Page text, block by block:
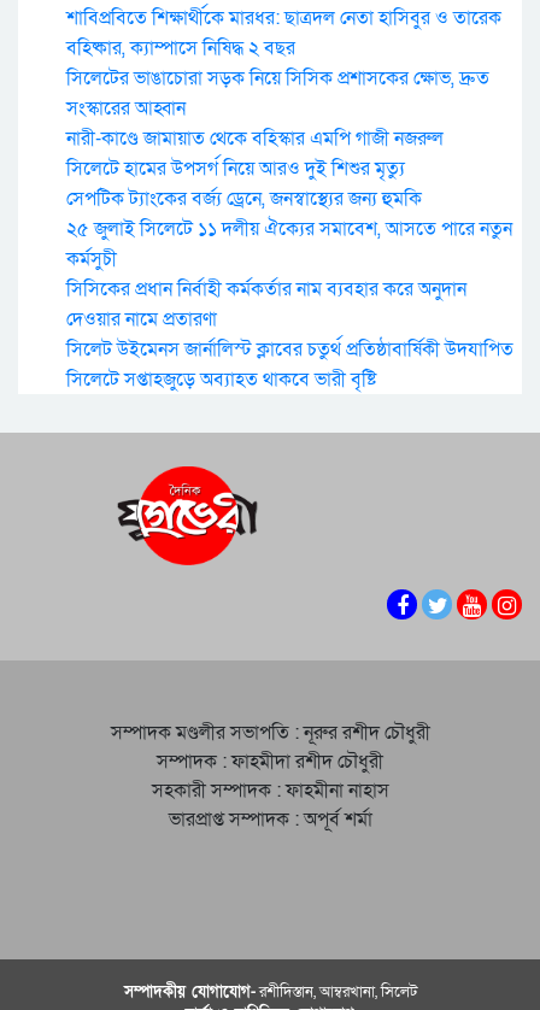
শাবিপ্রবিতে শিক্ষার্থীকে মারধর: ছাত্রদল নেতা হাসিবুর ও তারেক
বহিষ্কার, ক্যাম্পাসে নিষিদ্ধ ২ বছর
সিলেটের ভাঙাচোরা সড়ক নিয়ে সিসিক প্রশাসকের ক্ষোভ, দ্রুত
সংস্কারের আহ্বান
নারী-কাণ্ডে জামায়াত থেকে বহিস্কার এমপি গাজী নজরুল
সিলেটে হামের উপসর্গ নিয়ে আরও দুই শিশুর মৃত্যু
সেপটিক ট্যাংকের বর্জ্য ড্রেনে, জনস্বাস্থ্যের জন্য হুমকি
২৫ জুলাই সিলেটে ১১ দলীয় ঐক্যের সমাবেশ, আসতে পারে নতুন
কর্মসুচী
সিসিকের প্রধান নির্বাহী কর্মকর্তার নাম ব্যবহার করে অনুদান
দেওয়ার নামে প্রতারণা
সিলেট উইমেনস জার্নালিস্ট ক্লাবের চতুর্থ প্রতিষ্ঠাবার্ষিকী উদযাপিত
সিলেটে সপ্তাহজুড়ে অব্যাহত থাকবে ভারী বৃষ্টি
সম্পাদক মণ্ডলীর সভাপতি : নূরুর রশীদ চৌধুরী
সম্পাদক : ফাহমীদা রশীদ চৌধুরী
সহকারী সম্পাদক : ফাহমীনা নাহাস
ভারপ্রাপ্ত সম্পাদক : অপূর্ব শর্মা
সম্পাদকীয় যােগাযোগ-রশীদিস্তান, আম্বরখানা, সিলেট